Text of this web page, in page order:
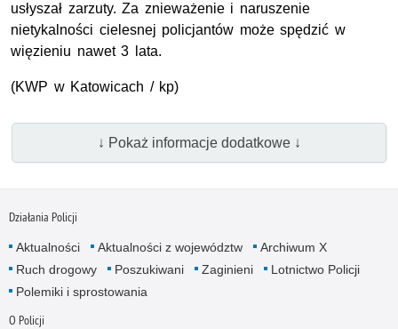
usłyszał zarzuty. Za znieważenie i naruszenie
nietykalności cielesnej policjantów może spędzić w
więzieniu nawet 3 lata.
(KWP w Katowicach / kp)
↓ Pokaż informacje dodatkowe ↓
Działania Policji
Aktualności Aktualności z województw
Archiwum X
Ruch drogowy
Poszukiwani Zaginieni
Lotnictwo Policji
Polemiki i sprostowania
O Policji